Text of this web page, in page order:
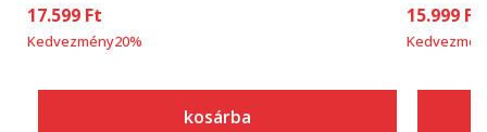
17.599 Ft
Kedvezmény20%
kosárba
15.999 Ft